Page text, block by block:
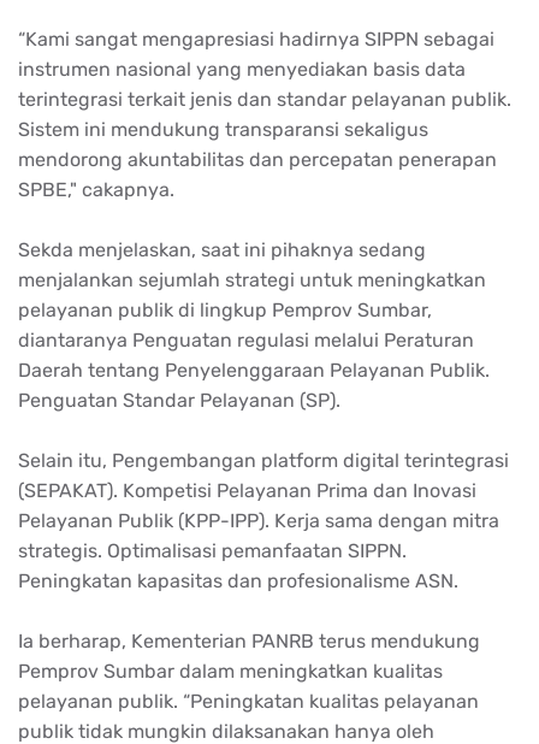
“Kami sangat mengapresiasi hadirnya SIPPN sebagai
instrumen nasional yang menyediakan basis data
terintegrasi terkait jenis dan standar pelayanan publik.
Sistem ini mendukung transparansi sekaligus
mendorong akuntabilitas dan percepatan penerapan
SPBE," cakapnya.
Sekda menjelaskan, saat ini pihaknya sedang
menjalankan sejumlah strategi untuk meningkatkan
pelayanan publik di lingkup Pemprov Sumbar,
diantaranya Penguatan regulasi melalui Peraturan
Daerah tentang Penyelenggaraan Pelayanan Publik.
Penguatan Standar Pelayanan (SP).
Selain itu, Pengembangan platform digital terintegrasi
(SEPAKAT). Kompetisi Pelayanan Prima dan Inovasi
Pelayanan Publik (KPP-IPP). Kerja sama dengan mitra
strategis. Optimalisasi pemanfaatan SIPPN.
Peningkatan kapasitas dan profesionalisme ASN.
Ia berharap, Kementerian PANRB terus mendukung
Pemprov Sumbar dalam meningkatkan kualitas
pelayanan publik. “Peningkatan kualitas pelayanan
publik tidak mungkin dilaksanakan hanya oleh